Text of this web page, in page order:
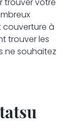
trouver votre
à
trouver les
ne souhaitez